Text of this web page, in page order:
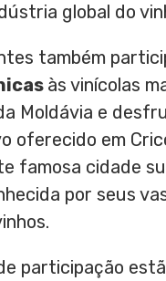
global do
também
às vinícolas
Moldávia e
oferecido em
famosa cidade
por seus
participação